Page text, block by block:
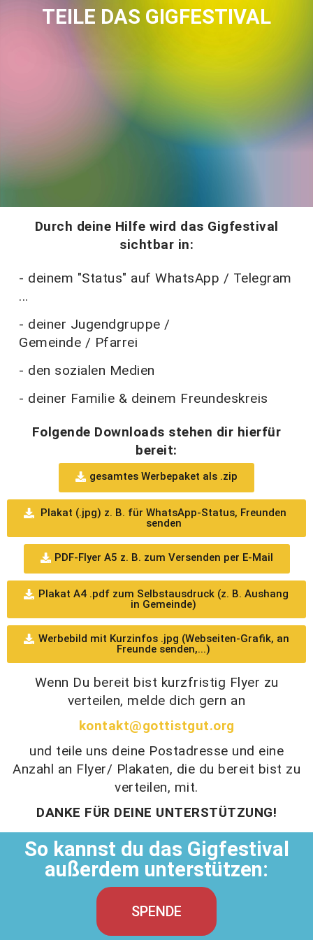
TEILE DAS GIGFESTIVAL
Durch deine Hilfe wird das Gigfestival
sichtbar in:
- deinem "Status" auf WhatsApp / Telegram
...
- deiner Jugendgruppe /
Gemeinde / Pfarrei
- den sozialen Medien
- deiner Familie & deinem Freundeskreis
Folgende Downloads stehen dir hierfür
bereit:
gesamtes Werbepaket als .zip
Plakat (.jpg) z. B. für WhatsApp-Status, Freunden
senden
PDF-Flyer A5 z. B. zum Versenden per E-Mail
Plakat A4 .pdf zum Selbstausdruck (z. B. Aushang
in Gemeinde)
Werbebild mit Kurzinfos .jpg (Webseiten-Grafik, an
Freunde senden,...)
Wenn Du bereit bist kurzfristig Flyer zu
verteilen, melde dich gern an
kontakt@gottistgut.org
und teile uns deine Postadresse und eine
Anzahl an Flyer/ Plakaten, die du bereit bist zu
verteilen, mit.
DANKE FÜR DEINE UNTERSTÜTZUNG!
So kannst du das Gigfestival
außerdem unterstützen:
SPENDE